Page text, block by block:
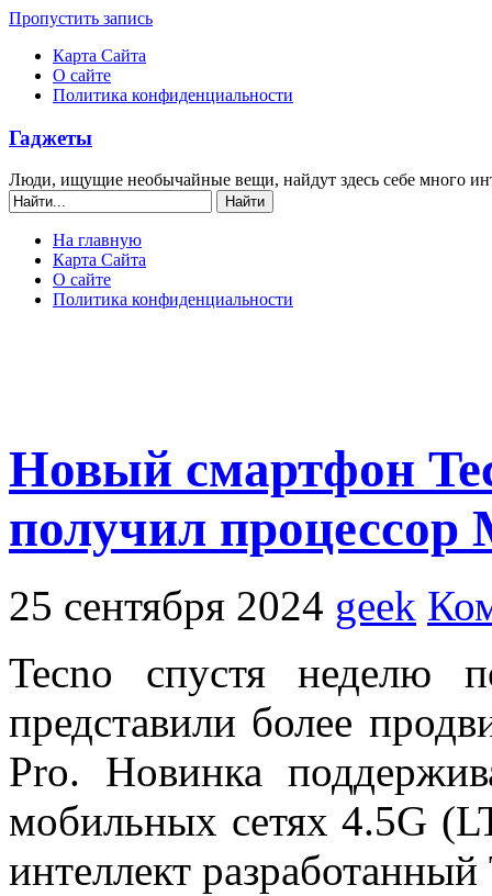
Пропустить запись
Карта Сайта
О сайте
Политика конфиденциальности
Гаджеты
Люди, ищущие необычайные вещи, найдут здесь себе много
На главную
Карта Сайта
О сайте
Политика конфиденциальности
Новый смартфон
получил процессор
25 сентября 2024 geek
Tecno спустя неделю
представили более
Pro. Новинка
мобильных сетях 4.5G
интеллект разработанный